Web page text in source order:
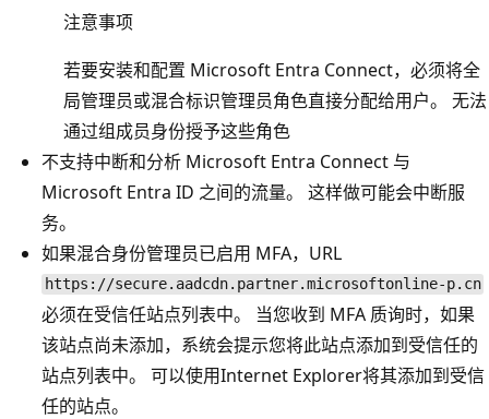
注意事项
若要安装和配置 Microsoft Entra Connect，必须将全
局管理员或混合标识管理员角色直接分配给用户。 无法
通过组成员身份授予这些角色
不支持中断和分析 Microsoft Entra Connect 与
Microsoft Entra ID 之间的流量。 这样做可能会中断服
务。
如果混合身份管理员已启用 MFA，URL
https://secure.aadcdn.partner.microsoftonline-p.cn
必须在受信任站点列表中。 当您收到 MFA 质询时，如果
该站点尚未添加，系统会提示您将此站点添加到受信任的
站点列表中。 可以使用Internet Explorer将其添加到受信
任的站点。